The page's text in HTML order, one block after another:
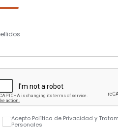
Acepto Política de Privacidad y
Personales